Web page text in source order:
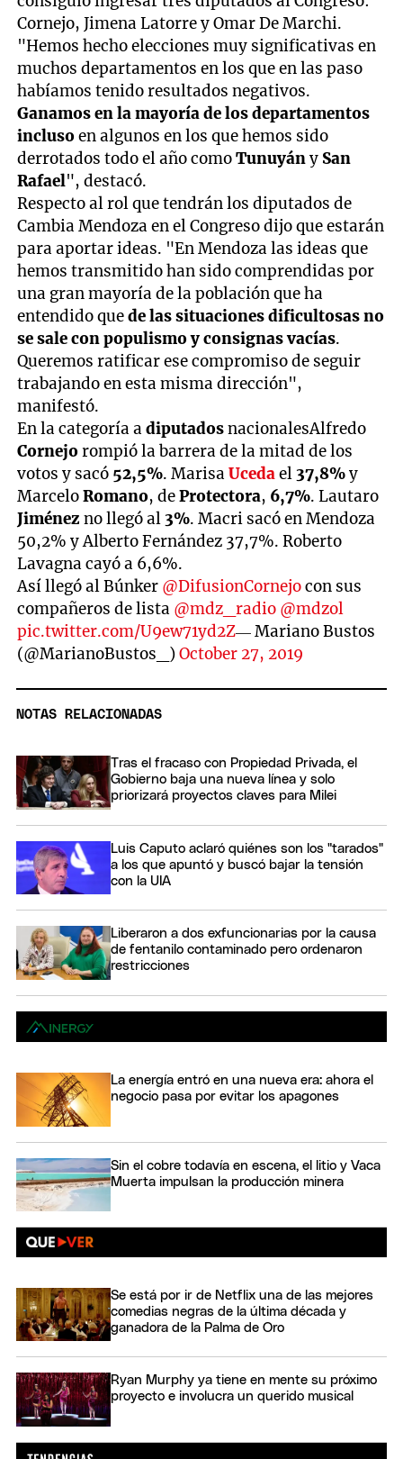
Cornejo, Jimena Latorre y Omar De Marchi.
"Hemos hecho elecciones muy significativas en
muchos departamentos en los que en las paso
habíamos tenido resultados negativos.
Ganamos en la mayoría de los departamentos
inclusoen algunos en los que hemos sido
derrotados todo el año comoTunuyány San
Rafael", destacó.
Respecto al rol que tendrán los diputados de
Cambia Mendoza en el Congreso dijo que estarán
para aportar ideas. "En Mendoza las ideas que
hemos transmitido han sido comprendidas por
una gran mayoría de la población que ha
entendido quede las situaciones dificultosas no
se sale con populismo y consignas vacías.
Queremos ratificar ese compromiso de seguir
trabajando en esta misma dirección",
manifestó.
En la categoría adiputadosnacionalesAlfredo
Cornejorompió la barrera de la mitad de los
votos y sacó 52,5%. MarisaUcedael 37,8%y
MarceloRomano, deProtectora, 6,7%. Lautaro
Jiménezno llegó al 3%. Macri sacó en Mendoza
50,2% y Alberto Fernández 37,7%. Roberto
Lavagna cayó a 6,6%.
Así llegó al Búnker @DifusionCornejocon sus
compañeros de lista @mdz_radio @mdzol
pic.twitter.com/U9ew71yd2Z— Mariano Bustos
(@MarianoBustos_)October 27, 2019
NOTAS RELACIONADAS
Tras el fracaso con Propiedad Privada, el
Gobierno baja una nueva línea y solo
priorizará proyectos claves para Milei
Luis Caputo aclaró quiénes son los "tarados"
a los que apuntó y buscó bajar la tensión
con la UIA
Liberaron a dos exfuncionarias por la causa
de fentanilo contaminado pero ordenaron
restricciones
La energía entró en una nueva era: ahora el
negocio pasa por evitar los apagones
Sin el cobre todavía en escena, el litio y Vaca
Muerta impulsan la producción minera
Se está por ir de Netflix una de las mejores
comedias negras de la última década y
ganadora de la Palma de Oro
Ryan Murphy ya tiene en mente su próximo
proyecto e involucra un querido musical